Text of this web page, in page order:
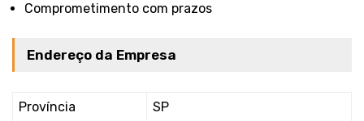
Comprometimento com prazos
Endereço da Empresa
Província
SP